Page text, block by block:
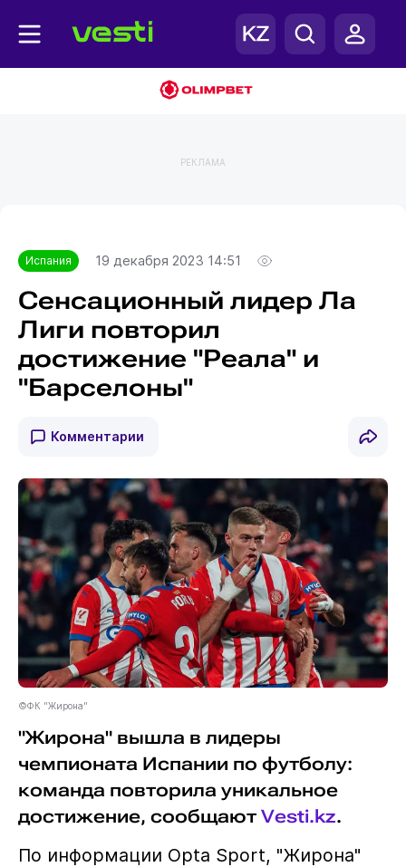
РЕКЛАМА
Испания 19 декабря 2023 14:51
Сенсационный лидер Ла
Лиги повторил
достижение "Реала" и
"Барселоны"
Комментарии
©ФК "Жирона"
"Жирона" вышла в лидеры
чемпионата Испании по футболу:
команда повторила уникальное
достижение, сообщают Vesti.kz.
По информации Opta Sport, "Жирона"